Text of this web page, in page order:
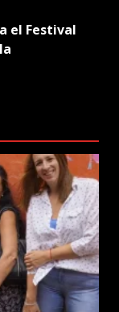
el Festival